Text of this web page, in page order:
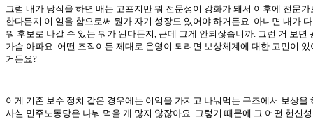
그럼 내가 당직을 하면 배는 고프지만 뭐 전문성이 강화가 돼서 이후에 전문가
한다든지 이 일을 함으로써 뭔가 자기 성장도 있어야 하거든요. 아니면 내가
뭐 후보로 나갈 수 있는 뭐가 된다든지, 근데 그게 안되잖습니까. 그런 거 보면
가슴 아파요. 어떤 조직이든 제대로 운영이 되려면 보상체계에 대한 고민이 있
거든요?
이게 기존 보수 정치 같은 경우에는 이익을 가지고 나눠먹는 구조에서 보상을
사실 민주노동당은 나눠 먹을 게 많지 않잖아요. 그렇기 때문에 그 어떤 헌신